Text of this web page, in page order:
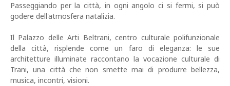
Passeggiando per la città, in ogni angolo ci si fermi, si può
godere dell'atmosfera natalizia.
Il Palazzo delle Arti Beltrani, centro culturale polifunzionale
della città, risplende come un faro di eleganza: le sue
architetture illuminate raccontano la vocazione culturale di
Trani, una città che non smette mai di produrre bellezza,
musica, incontri, visioni.